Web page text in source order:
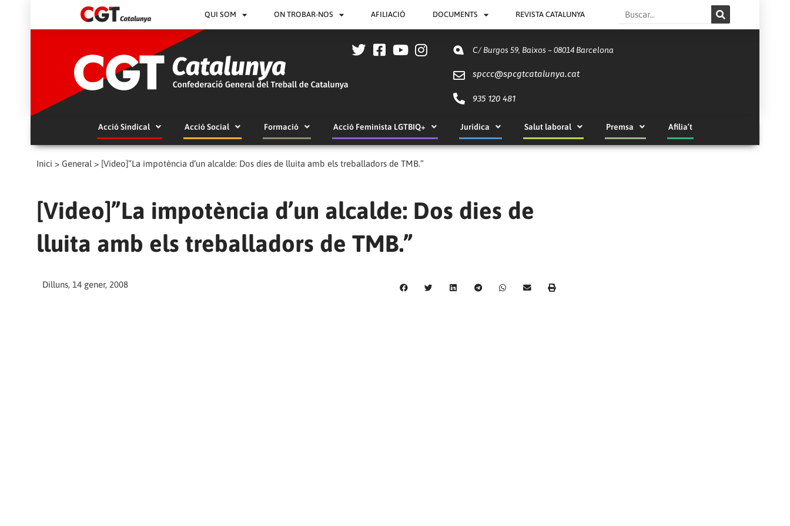
QUI SOM ON TROBAR-NOS AFILIACIÓ DOCUMENTS REVISTA CATALUNYA Search
C/ Burgos 59, Baixos – 08014 Barcelona
spccc@spcgtcatalunya.cat
935 120 481
Acció Sindical Acció Social Formació Acció Feminista LGTBIQ+ Jurídica Salut laboral Premsa Afilia’t
Inici > General > [Video]”La impotència d’un alcalde: Dos dies de lluita amb els treballadors de TMB.”
[Video]”La impotència d’un alcalde: Dos dies de
lluita amb els treballadors de TMB.”
Dilluns, 14 gener, 2008